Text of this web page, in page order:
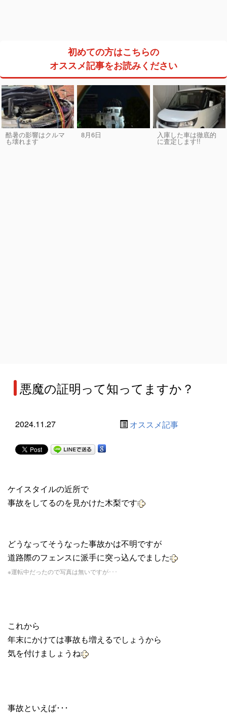
初めての方はこちらの
オススメ記事をお読みください
酷暑の影響はクルマ
も壊れます
8月6日 入庫した車は徹底的
に査定します!!
悪魔の証明って知ってますか？
2024.11.27 オススメ記事
ケイスタイルの近所で
事故をしてるのを見かけた木梨です
どうなってそうなった事故かは不明ですが
道路際のフェンスに派手に突っ込んでました
※運転中だったので写真は無いですが･･･
これから
年末にかけては事故も増えるでしょうから
気を付けましょうね
事故といえば･･･